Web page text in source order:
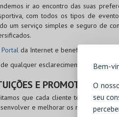
Bem-
O
seu
ir ao encontro das suas
com todos os tipos de
um serviço simples e seguro de
da Internet e beneficie de
qualquer esclarecimento adicional,
E PROMOTORES
que cada cliente tem
e melhorar os nossos